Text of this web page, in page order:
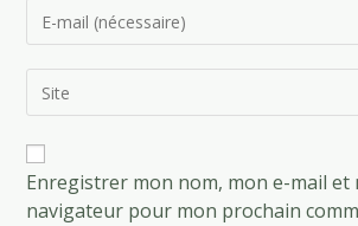
username
comment
your
address
l’URL
site
(facultatif)
Enregistrer mon nom, mon e-mail et
navigateur pour mon prochain